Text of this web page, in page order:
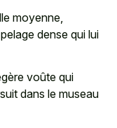
moyenne,
dense qui lui
voûte qui
dans le museau